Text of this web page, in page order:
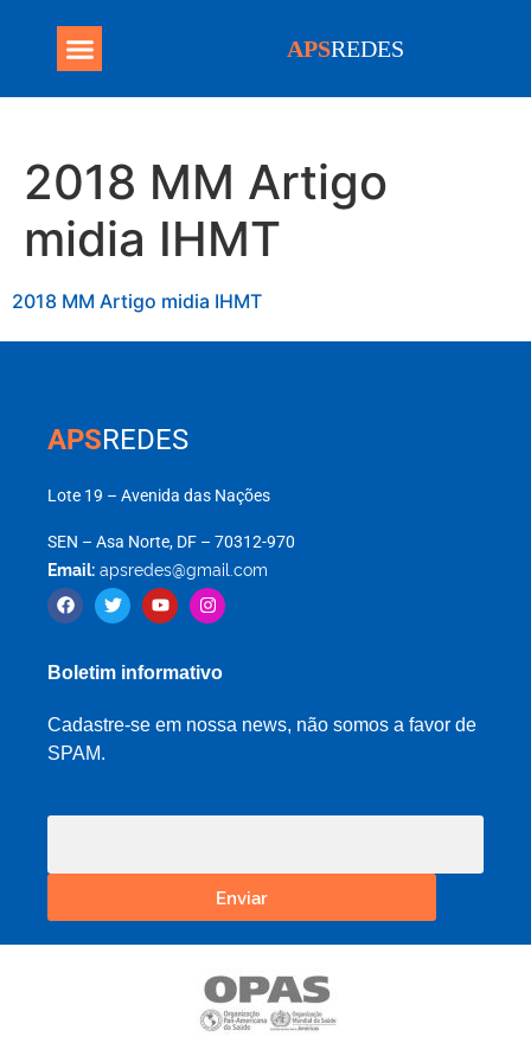
APSREDES
2018 MM Artigo
midia IHMT
2018 MM Artigo midia IHMT
APSREDES
Lote 19 – Avenida das Nações
SEN – Asa Norte, DF – 70312-970
Email: apsredes@gmail.com
Boletim informativo
Cadastre-se em nossa news, não somos a favor de
SPAM.
Enviar